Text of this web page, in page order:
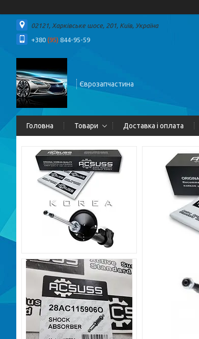
02121, Харківське шосе, 201, Київ, Україна
+380 (95) 844-95-59
Єврозапчастина
Головна Товари Доставка і оплата